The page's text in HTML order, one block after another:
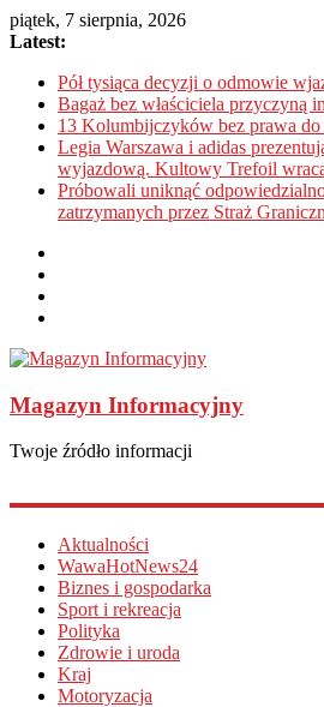
piątek, 7 sierpnia, 2026
Latest:
Pół tysiąca decyzji o odmowie
Bagaż bez właściciela przyczyną
13 Kolumbijczyków bez prawa do
Legia Warszawa i adidas
wyjazdową. Kultowy Trefoil
Próbowali uniknąć
zatrzymanych przez Straż
Magazyn Informacyjny
Twoje źródło informacji
Aktualności
WawaHotNews24
Biznes i gospodarka
Sport i rekreacja
Polityka
Zdrowie i uroda
Kraj
Motoryzacja